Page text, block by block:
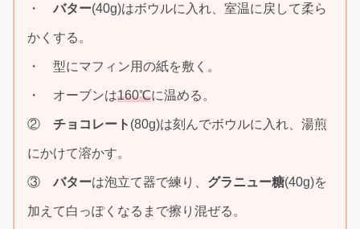
・ バター(40g)はボウルに入れ、室温に戻して柔ら
かくする。
・ 型にマフィン用の紙を敷く。
・ オーブンは160℃に温める。
② チョコレート (80g)は刻んでボウルに入れ、湯煎
にかけて溶かす。
③ バターは泡立て器で練り、 グラニュー糖(40g)を
加えて白っぽくなるまで擦り混ぜる。